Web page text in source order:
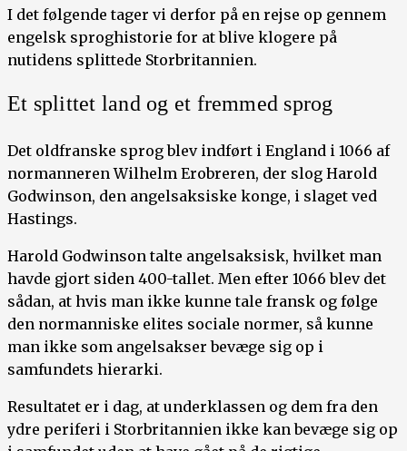
I det følgende tager vi derfor på en rejse op gennem
engelsk sproghistorie for at blive klogere på
nutidens splittede Storbritannien.
Et splittet land og et fremmed sprog
Det oldfranske sprog blev indført i England i 1066 af
normanneren Wilhelm Erobreren, der slog Harold
Godwinson, den angelsaksiske konge, i slaget ved
Hastings.
Harold Godwinson talte angelsaksisk, hvilket man
havde gjort siden 400-tallet. Men efter 1066 blev det
sådan, at hvis man ikke kunne tale fransk og følge
den normanniske elites sociale normer, så kunne
man ikke som angelsakser bevæge sig op i
samfundets hierarki.
Resultatet er i dag, at underklassen og dem fra den
ydre periferi i Storbritannien ikke kan bevæge sig op